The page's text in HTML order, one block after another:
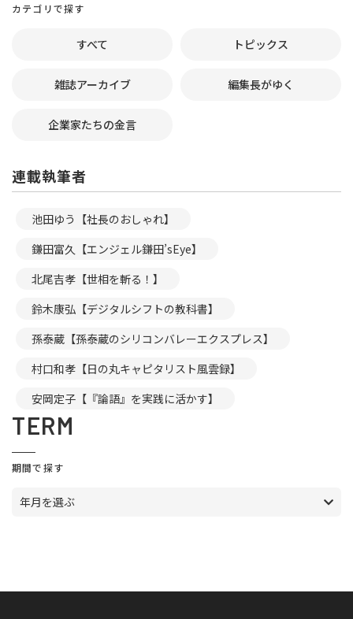
カテゴリで探す
すべて トピックス
雑誌アーカイブ 編集長がゆく
企業家たちの金言
連載執筆者
池田ゆう【社長のおしゃれ】
鎌田富久【エンジェル鎌田’sEye】
北尾吉孝【世相を斬る！】
鈴木康弘【デジタルシフトの教科書】
孫泰蔵【孫泰蔵のシリコンバレーエクスプレス】
村口和孝【日の丸キャピタリスト風雲録】
安岡定子【『論語』を実践に活かす】
TERM
期間で探す
年月を選ぶ